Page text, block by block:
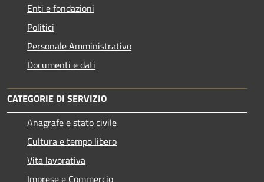
Enti e fondazioni
Politici
Personale Amministrativo
Documenti e dati
CATEGORIE DI SERVIZIO
Anagrafe e stato civile
Cultura e tempo libero
Vita lavorativa
Imprese e Commercio